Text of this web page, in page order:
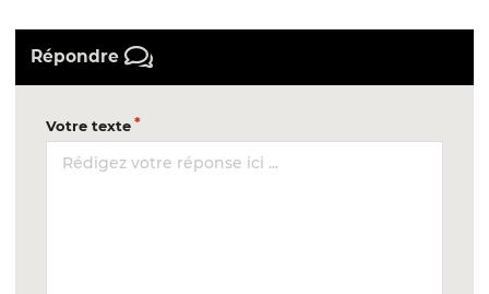
Répondre
Votre texte